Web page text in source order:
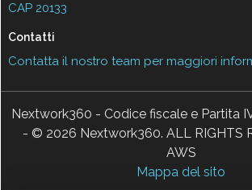
CAP 20133
Contatti
Contatta il nostro team per maggiori
Nextwork360 - Codice fiscale e Partita
- © 2026 Nextwork360. ALL RIGHTS
AWS
Mappa del sito